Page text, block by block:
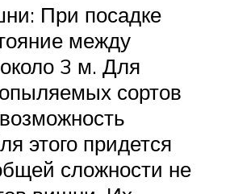
При посадке
между
3 м. Для
сортов
этого придется
сложности не